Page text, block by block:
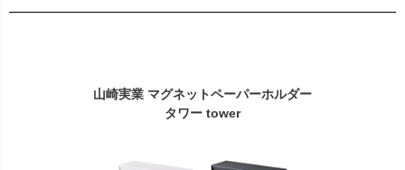
山崎実業 マグネットペーパーホルダー
タワー tower